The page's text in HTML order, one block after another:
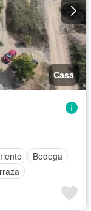
Casa
Bodega